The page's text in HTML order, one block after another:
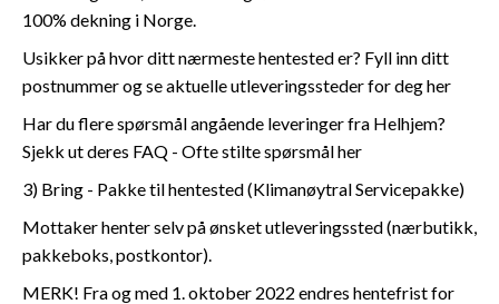
100% dekning i Norge.
Usikker på hvor ditt nærmeste hentested er? Fyll inn ditt
postnummer og se aktuelle utleveringssteder for deg her
Har du flere spørsmål angående leveringer fra Helhjem?
Sjekk ut deres FAQ - Ofte stilte spørsmål her
3) Bring - Pakke til hentested (Klimanøytral Servicepakke)
Mottaker henter selv på ønsket utleveringssted (nærbutikk,
pakkeboks, postkontor).
MERK! Fra og med 1. oktober 2022 endres hentefrist for